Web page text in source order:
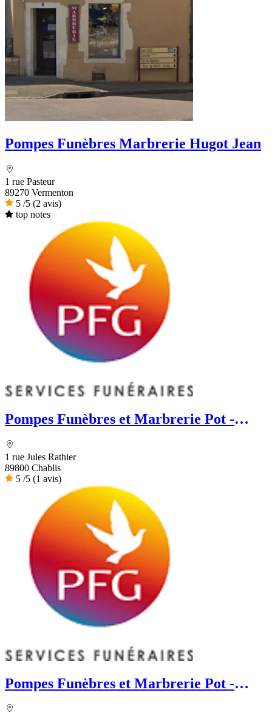
Pompes Funèbres Marbrerie Hugot Jean
1 rue Pasteur
89270 Vermenton
5 /5 (2 avis)
top notes
Pompes Funèbres et Marbrerie Pot -
1 rue Jules Rathier
89800 Chablis
5 /5 (1 avis)
Pompes Funèbres et Marbrerie Pot -